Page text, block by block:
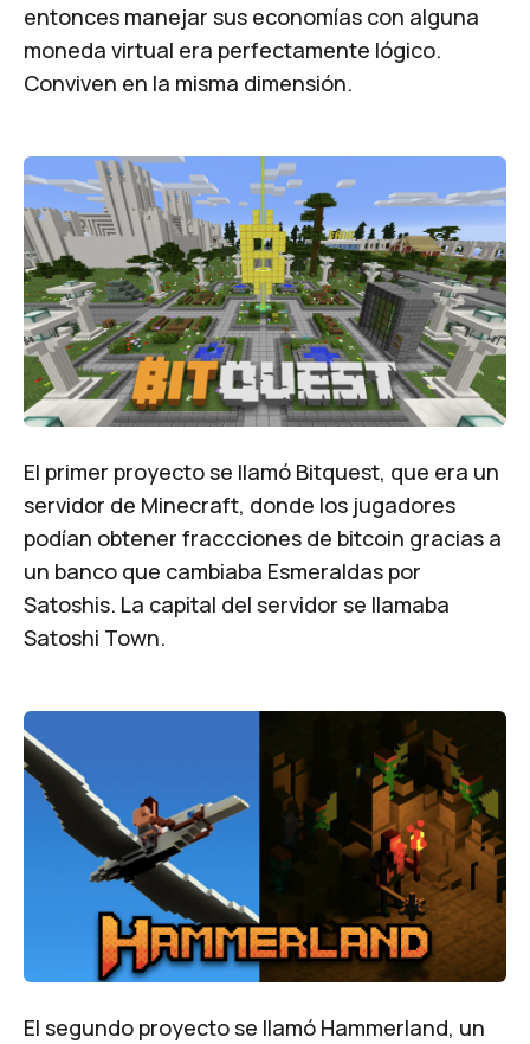
entonces manejar sus economías con alguna
moneda virtual era perfectamente lógico.
Conviven en la misma dimensión.
El primer proyecto se llamó Bitquest, que era un
servidor de Minecraft, donde los jugadores
podían obtener fraccciones de bitcoin gracias a
un banco que cambiaba Esmeraldas por
Satoshis. La capital del servidor se llamaba
Satoshi Town.
El segundo proyecto se llamó Hammerland, un